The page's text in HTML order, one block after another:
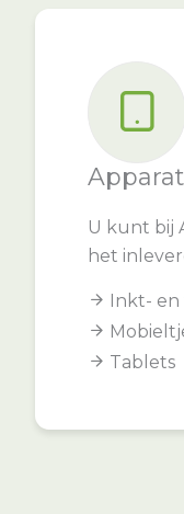
U kunt bij
het
Inkt-
Tablets